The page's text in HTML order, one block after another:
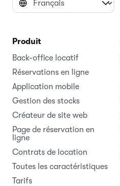
Produit
Back-office locatif
Réservations en ligne
Application mobile
Gestion des stocks
Créateur de site web
Page de réservation en
ligne
Contrats de location
Toutes les caractéristiques
Tarifs